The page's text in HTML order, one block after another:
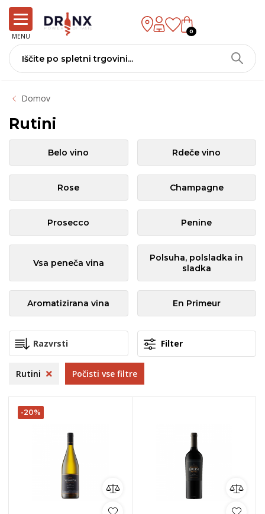
MENU
0
Domov
Rutini
Belo vino Rdeče vino
Rose Champagne
Prosecco Penine
Vsa peneča vina
Polsuha, polsladka in
sladka
Aromatizirana vina En Primeur
Filter
Rutini Počisti vse filtre
-20%